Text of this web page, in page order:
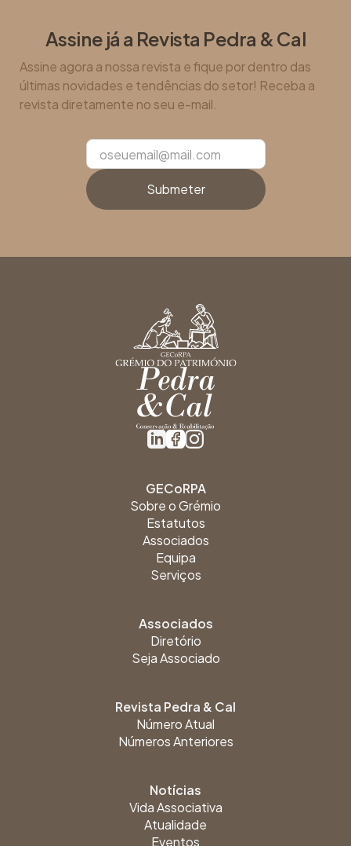
Assine já a Revista Pedra & Cal
Assine agora a nossa revista e fique por dentro das
últimas novidades e tendências do setor! Receba a
revista diretamente no seu e-mail.
GECoRPA
Sobre o Grémio
Estatutos
Associados
Equipa
Serviços
Associados
Diretório
Seja Associado
Revista Pedra & Cal
Número Atual
Números Anteriores
Notícias
Vida Associativa
Atualidade
Eventos